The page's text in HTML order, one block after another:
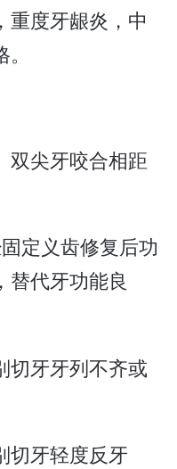
重度牙龈炎，中
双尖牙咬合相距
定义齿修复后功
替代牙功能良
切牙牙列不齐或
切牙轻度反牙